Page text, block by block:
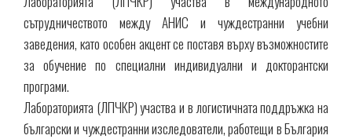
сътрудничеството между АНИС и чуждестранни учебни
заведения, като особен акцент се поставя върху възможностите
за обучение по специални индивидуални и докторантски
програми.
Лабораторията (ЛПЧКР) участва и в логистичната поддръжка на
български и чуждестранни изследователи, работещи в България